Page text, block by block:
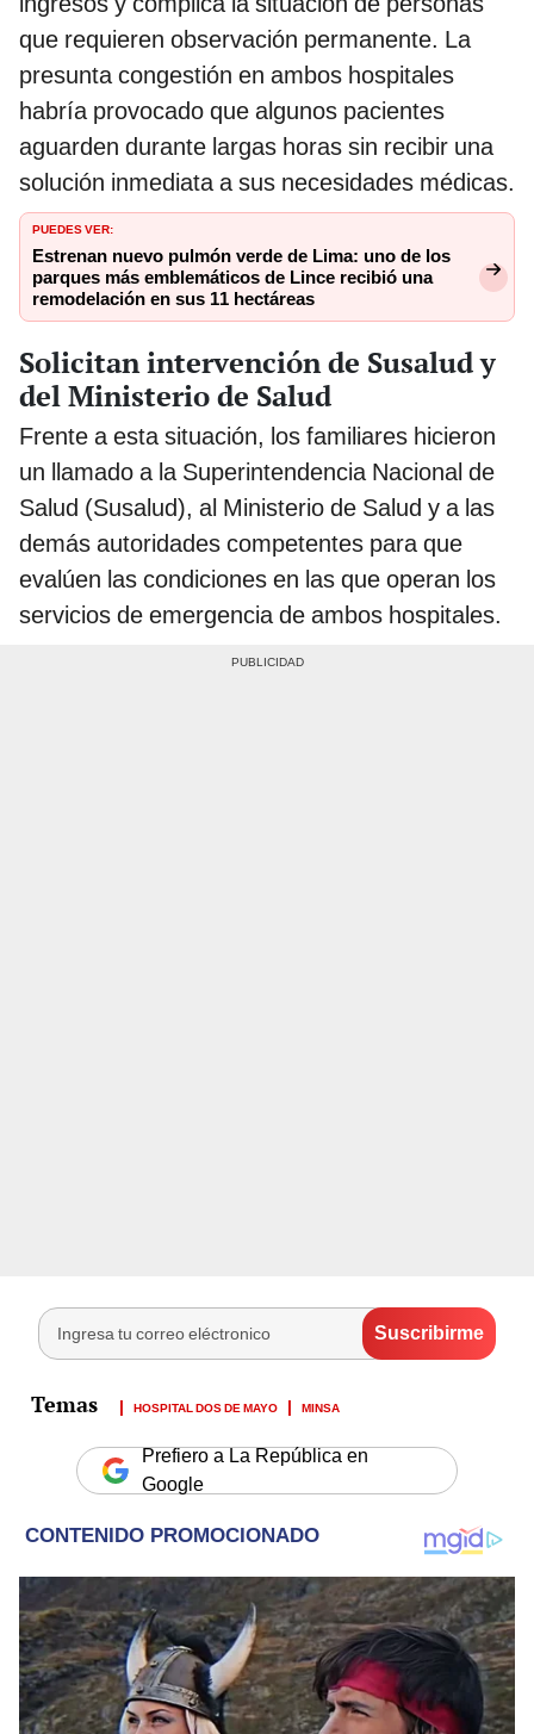
que requieren observación permanente. La
presunta congestión en ambos hospitales
habría provocado que algunos pacientes
aguarden durante largas horas sin recibir una
solución inmediata a sus necesidades médicas.
PUEDES VER:
Estrenan nuevo pulmón verde de Lima: uno de los
parques más emblemáticos de Lince recibió una
remodelación en sus 11 hectáreas
Solicitan intervención de Susalud y
del Ministerio de Salud
Frente a esta situación, los familiares hicieron
un llamado a la Superintendencia Nacional de
Salud (Susalud), al Ministerio de Salud y a las
demás autoridades competentes para que
evalúen las condiciones en las que operan los
servicios de emergencia de ambos hospitales.
HOSPITAL DOS DE MAYO MINSA
Prefiero a La República en
Google